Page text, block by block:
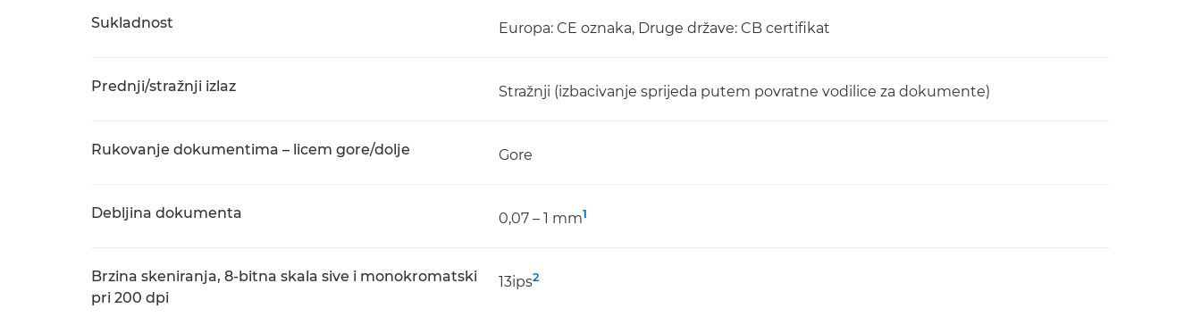
Sukladnost Europa: CE oznaka, Druge države: CB certifikat
Prednji/stražnji izlaz Stražnji (izbacivanje sprijeda putem povratne vodilice za dokumente)
Rukovanje dokumentima – licem gore/dolje Gore
Debljina dokumenta 0,07 – 1 mm1
Brzina skeniranja, 8-bitna skala sive i monokromatski
pri 200 dpi
13ips2